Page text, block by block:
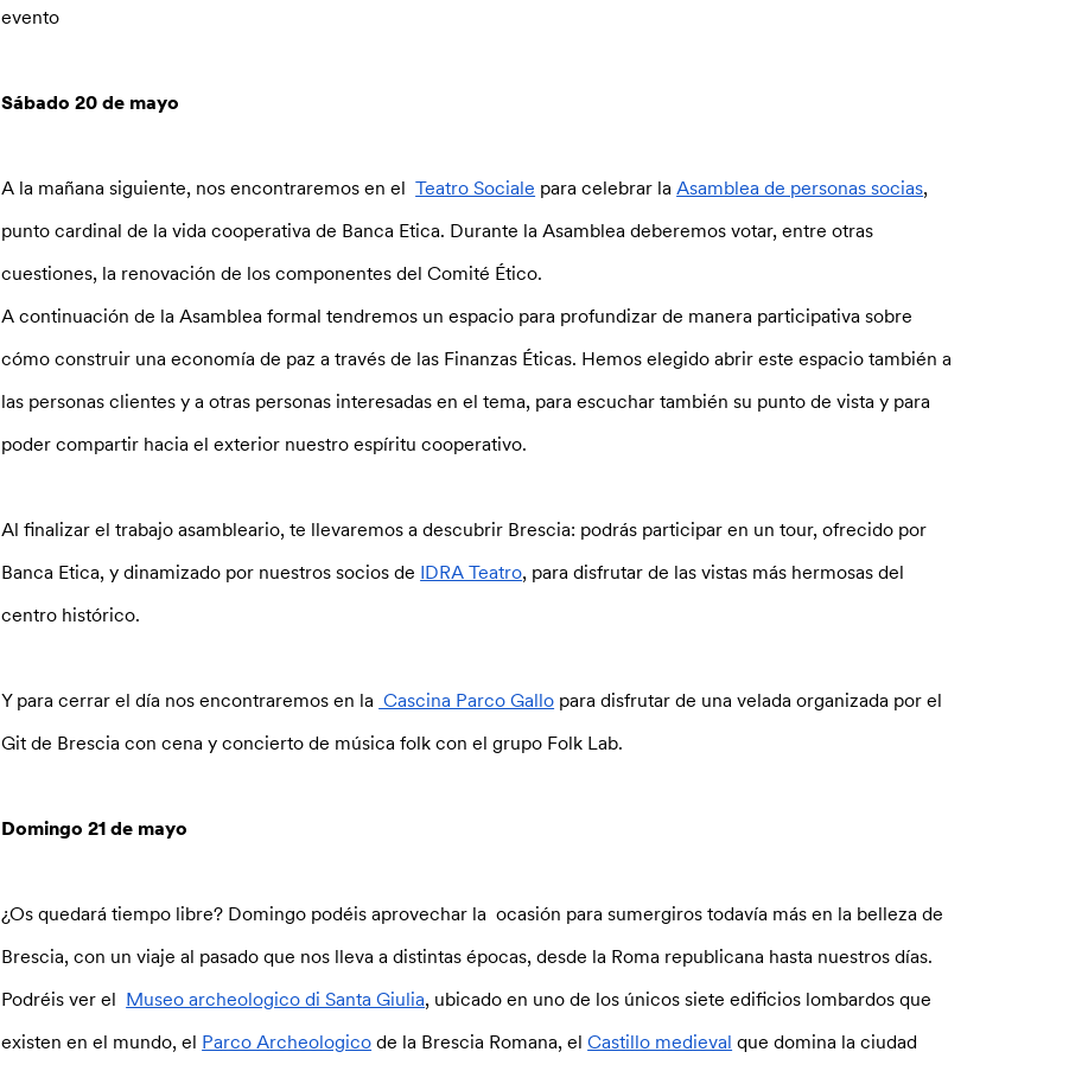
evento
Sábado 20 de mayo
A la mañana siguiente, nos encontraremos en elTeatro Sociale para celebrar laAsamblea de personas socias,
punto cardinal de la vida cooperativa de Banca Etica. Durante la Asamblea deberemos votar, entre otras
cuestiones, la renovación de los componentes del Comité Ético.
A continuación de la Asamblea formal tendremos un espacio para profundizar de manera participativa sobre
cómo construir una economía de paz a través de las Finanzas Éticas. Hemos elegido abrir este espacio también a
las personas clientes y a otras personas interesadas en el tema, para escuchar también su punto de vista y para
poder compartir hacia el exterior nuestro espíritu cooperativo.
Al finalizar el trabajo asambleario, te llevaremos a descubrir Brescia: podrás participar en un tour, ofrecido por
Banca Etica, y dinamizado por nuestros socios de IDRA Teatro, para disfrutar de las vistas más hermosas del
centro histórico.
Y para cerrar el día nos encontraremos en la Cascina Parco Gallo para disfrutar de una velada organizada por el
Git de Brescia con cena y concierto de música folk con el grupo Folk Lab.
Domingo 21 de mayo
¿Os quedará tiempo libre? Domingo podéis aprovechar la ocasión para sumergiros todavía más en la belleza de
Brescia, con un viaje al pasado que nos lleva a distintas épocas, desde la Roma republicana hasta nuestros días.
Podréis ver el Museo archeologico di Santa Giulia, ubicado en uno de los únicos siete edificios lombardos que
existen en el mundo, el Parco Archeologico de la Brescia Romana, elCastillo medieval que domina la ciudad